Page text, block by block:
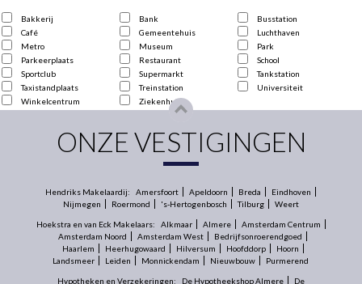
Bakkerij Bank
Busstation
Café
Gemeentehuis
Luchthaven
Metro
Museum
Park
Parkeerplaats
Restaurant
School
Sportclub
Supermarkt
Tankstation
Taxistandplaats
Treinstation
Universiteit
Winkelcentrum
Ziekenhuis
ONZE VESTIGINGEN
Hendriks Makelaardij: Amersfoort Apeldoorn Breda
Eindhoven
Nijmegen
Roermond 's-Hertogenbosch Tilburg Weert
Hoekstra en van Eck Makelaars: Alkmaar Almere
Amsterdam Centrum
Amsterdam Noord
Amsterdam West
Bedrijfsonroerendgoed
Haarlem
Heerhugowaard Hilversum Hoofddorp
Hoorn
Landsmeer
Leiden Monnickendam Nieuwbouw Purmerend
Hypotheken en Verzekeringen: De Hypotheekshop Almere De